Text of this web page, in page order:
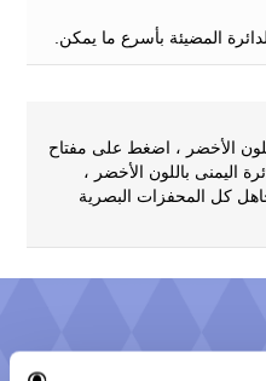
المضيئة بأسرع ما يمكن.
الأخضر ، اضغط على مفتاح
اليمنى باللون الأخضر ،
كل المحفزات البصرية